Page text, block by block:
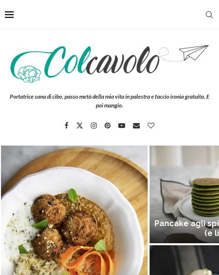
Portatrice sana di cibo, passo metà della mia vita in palestra e faccio ironia gratuita. E
poi mangio.
Pancake agli
(e